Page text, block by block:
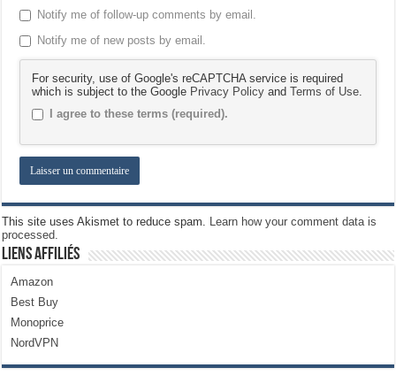
Notify me of follow-up comments by email.
Notify me of new posts by email.
For security, use of Google's reCAPTCHA service is required
which is subject to the Google Privacy Policy andTerms of Use
I agree to these terms (required).
This site uses Akismet to reduce spam. Learn how your comment data is
processed.
Liens Affiliés
Amazon
Best Buy
Monoprice
NordVPN